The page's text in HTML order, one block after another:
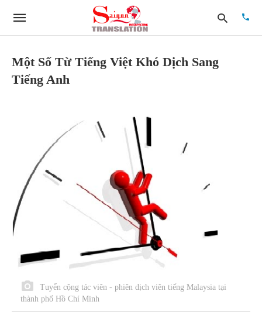
Một Số Từ Tiếng Việt Khó Dịch Sang
Tiếng Anh
Tuyển cộng tác viên - phiên dịch viên tiếng Malaysia tại
thành phố Hồ Chí Minh